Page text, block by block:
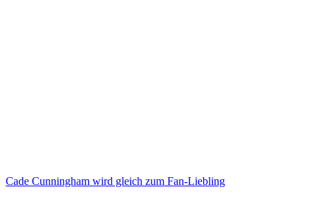
Cade Cunningham wird gleich zum Fan-Liebling